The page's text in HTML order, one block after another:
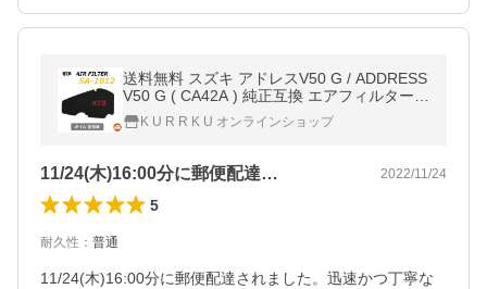
送料無料 スズキ アドレスV50 G / ADDRESS
V50 G ( CA42A ) 純正互換 エアフィルター
オイル塗布済 / NTB SA-1012 / SUZUKI 1378
1-32G50 互換
K U R R K U オンラインショップ
11/24(木)16:00分に郵便配達… 2022/11/24
5
耐久性 ： 普通
11/24(木)16:00分に郵便配達されました。迅速かつ丁寧な